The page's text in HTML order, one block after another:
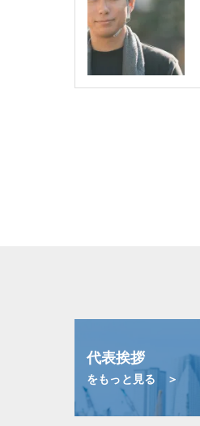
代表挨拶
をもっと見る ＞